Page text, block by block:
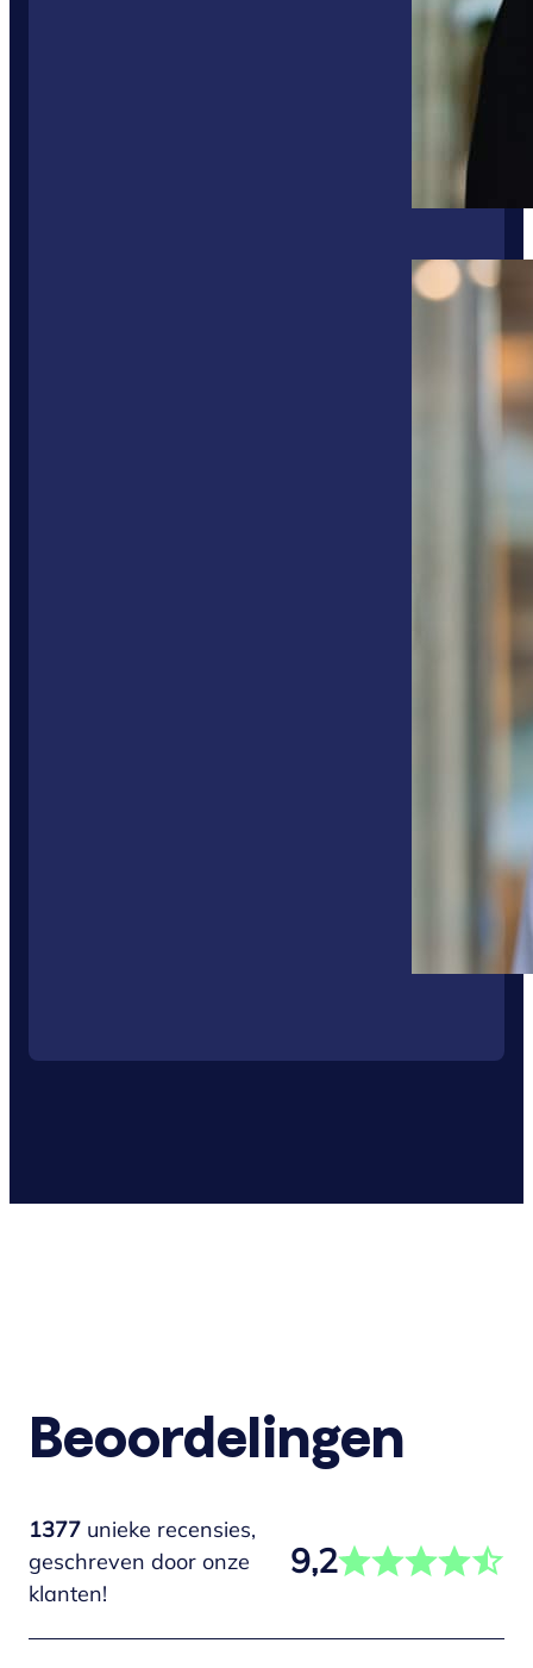
Beoordelingen
1377 unieke recensies,
geschreven door onze
klanten!
9,2